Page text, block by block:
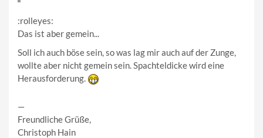
:rolleyes:
Das ist aber gemein...
Soll ich auch böse sein, so was lag mir auch auf der Zunge,
wollte aber nicht gemein sein. Spachteldicke wird eine
Herausforderung.
—
Freundliche Grüße,
Christoph Hain